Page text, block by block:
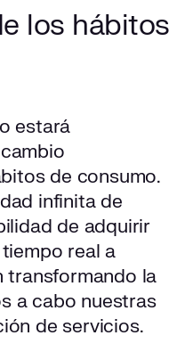
los hábitos
estará
de consumo.
infinita de
de adquirir
real a
transformando la
a cabo nuestras
de servicios.